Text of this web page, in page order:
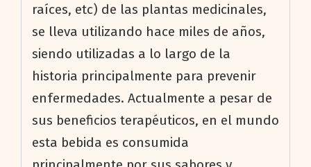
raíces, etc) de las plantas medicinales,
se lleva utilizando hace miles de años,
siendo utilizadas a lo largo de la
historia principalmente para prevenir
enfermedades. Actualmente a pesar de
sus beneficios terapéuticos, en el mundo
esta bebida es consumida